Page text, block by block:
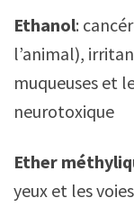
Ethanol:
l’animal),
muqueuses et
neurotoxique
Ether
yeux et les